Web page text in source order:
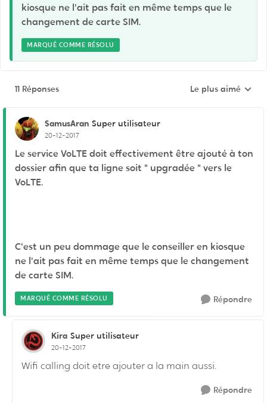
kiosque ne l'ait pas fait en même temps que le
changement de carte SIM.
MARQUÉ COMME RÉSOLU
11 Réponses Réponses triées
Le plus aimé
SamusAran Super utilisateur
20-12-2017
Le service VoLTE doit effectivement être ajouté à ton
dossier afin que ta ligne soit " upgradée " vers le
VoLTE.
C'est un peu dommage que le conseiller en kiosque
ne l'ait pas fait en même temps que le changement
de carte SIM.
MARQUÉ COMME RÉSOLU Répondre
Kira Super utilisateur
20-12-2017
Wifi calling doit etre ajouter a la main aussi.
Répondre